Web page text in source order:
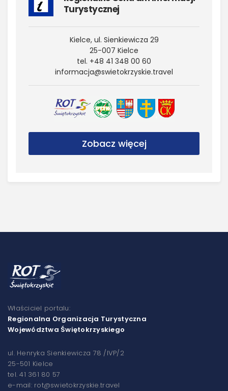
Turystycznej
Kielce, ul. Sienkiewicza 29
25-007 Kielce
tel. +48 41 348 00 60
informacja@​swietokrzyskie.​travel
Zobacz więcej
Właściciel portalu:
Regionalna Organizacja Turystyczna
Województwa Świętokrzyskiego
ul. Henryka Sienkiewicza 78 /IVP/2
25-501 Kielce
tel. 41 361 80 57
e-mail: rot@swietokrzyskie.travel